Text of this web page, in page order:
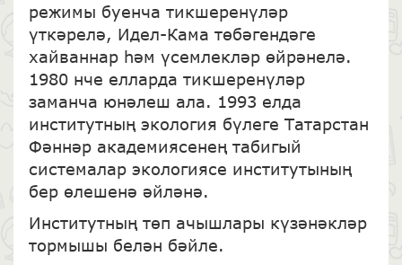
режимы буенча тикшеренүләр
үткәрелә, Идел-Кама төбәгендәге
хайваннар һәм үсемлекләр өйрәнелә.
1980 нче елларда тикшеренүләр
заманча юнәлеш ала. 1993 елда
институтның экология бүлеге Татарстан
Фәннәр академиясенең табигый
системалар экологиясе институтының
бер өлешенә әйләнә.
Институтның төп ачышлары күзәнәкләр
тормышы белән бәйле.